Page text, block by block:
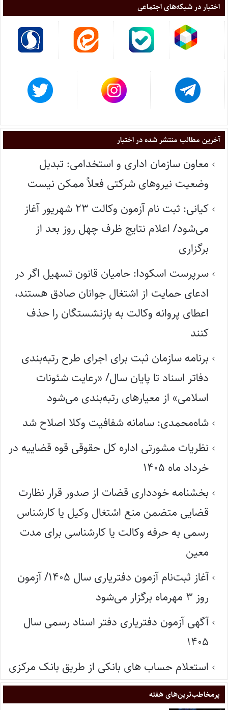
اختبار در شبکه‌های اجتماعی
آخرین مطالب منتشر شده در اختبار
معاون سازمان اداری و استخدامی: تبدیل
وضعیت نیروهای شرکتی فعلاً ممکن نیست
کیانی: ثبت نام آزمون وکالت ۲۳ شهریور آغاز
می‌شود/ اعلام نتایج ظرف چهل روز بعد از
برگزاری
سرپرست اسکودا: حامیان قانون تسهیل اگر در
ادعای حمایت از اشتغال جوانان صادق هستند،
اعطای پروانه وکالت به بازنشستگان را حذف
کنند
برنامه سازمان ثبت برای اجرای طرح رتبه‌بندی
دفاتر اسناد تا پایان سال/ «رعایت شئونات
اسلامی» از معیارهای رتبه‌بندی می‌شود
شاه‌محمدی: سامانه شفافیت وکلا اصلاح شد
نظریات مشورتی اداره کل حقوقی قوه قضاییه در
خرداد ماه ۱۴۰۵
بخشنامه خودداری قضات از صدور قرار نظارت
قضایی متضمن منع اشتغال وکیل یا کارشناس
رسمی به حرفه وکالت یا کارشناسی برای مدت
معین
آغاز ثبت‌نام آزمون دفتریاری سال ۱۴۰۵/ آزمون
روز ۳ مهرماه برگزار می‌شود
آگهی آزمون دفتریاری دفتر اسناد رسمی سال
۱۴۰۵
استعلام حساب های بانکی از طریق بانک مرکزی
پر‌مخاطب‌ترین‌های هفته